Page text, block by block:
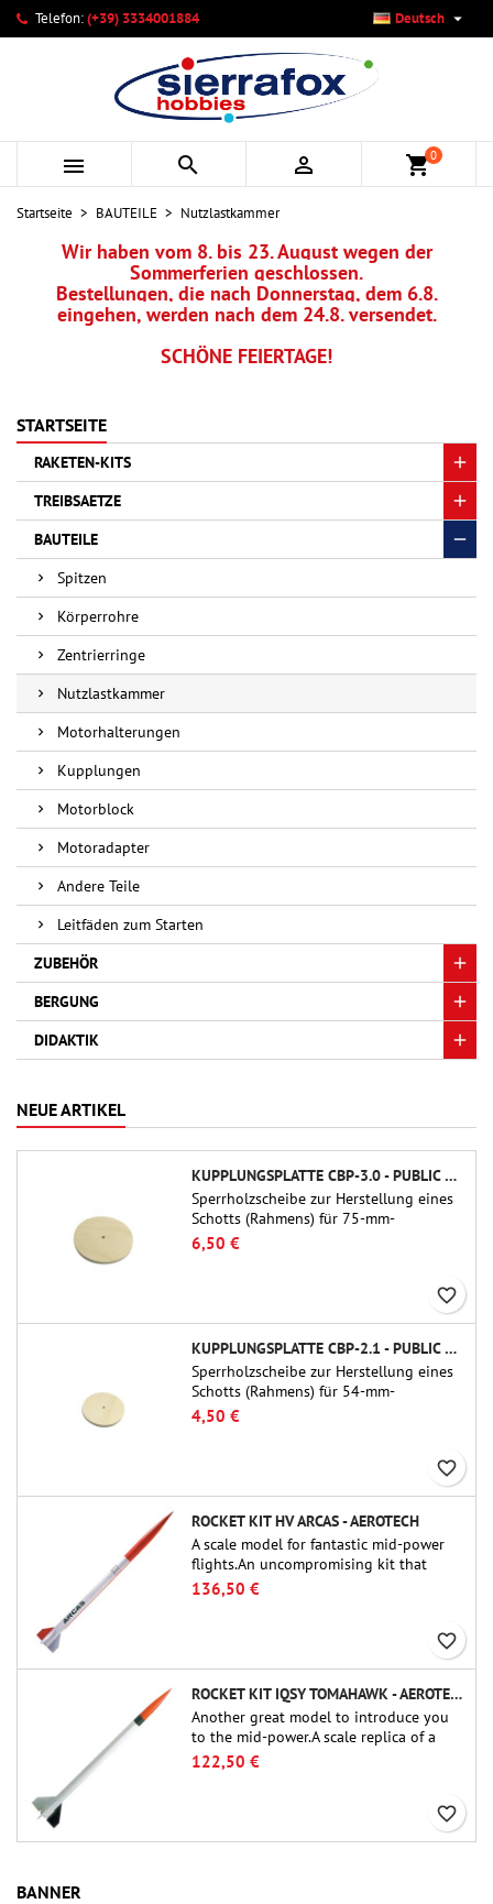
Telefon:(+39) 3334001884 Deutsch 
   shopping_cart0
Startseite BAUTEILE Nutzlastkammer
Wir haben vom 8. bis 23. August wegen der
Sommerferien geschlossen.
Bestellungen, die nach Donnerstag, dem 6.8.
eingehen, werden nach dem 24.8. versendet.
SCHÖNE FEIERTAGE!
STARTSEITE
RAKETEN-KITS
TREIBSAETZE
BAUTEILE
Spitzen
Körperrohre
Zentrierringe
Nutzlastkammer
Motorhalterungen
Kupplungen
Motorblock
Motoradapter
Andere Teile
Leitfäden zum Starten
ZUBEHÖR
BERGUNG
DIDAKTIK
NEUE ARTIKEL
KUPPLUNGSPLATTE CBP-3.0 - PUBLIC MISSILES LTD.
Sperrholzscheibe zur Herstellung eines
Schotts (Rahmens) für 75-mm-
Rohrkupplungen (PT-3.0/QT-3.0) von
Public Missiles Ltd.
6,50 €
favorite_border
KUPPLUNGSPLATTE CBP-2.1 - PUBLIC MISSILES LTD.
Sperrholzscheibe zur Herstellung eines
Schotts (Rahmens) für 54-mm-
Rohrkupplungen (PT-2.1 oder QT-2.1)
von Public Missiles Ltd.
4,50 €
favorite_border
ROCKET KIT HV ARCAS - AEROTECH
A scale model for fantastic mid-power
flights.An uncompromising kit that
allows you to build a replica of one of
the most famous sounding-rocket ever.
136,50 €
favorite_border
ROCKET KIT IQSY TOMAHAWK - AEROTECH
Another great model to introduce you
to the mid-power.A scale replica of a
famous sounding rocket, small in size
and peefect to move to higher-level kits.
122,50 €
favorite_border
BANNER
Ihre Wunschlisten ×
Neue Liste anlegen
((modalTitle)) ×
((confirmMessage))
((cancelText)) ((modalDeleteText))
Wunschliste erstellen ×
Name der Wunschliste
Abbrechen
Anmelden ×
Sie müssen angemeldet sein, um Artikel Ihrer Wunschliste
hinzufügen zu können.
Abbrechen Anmelden